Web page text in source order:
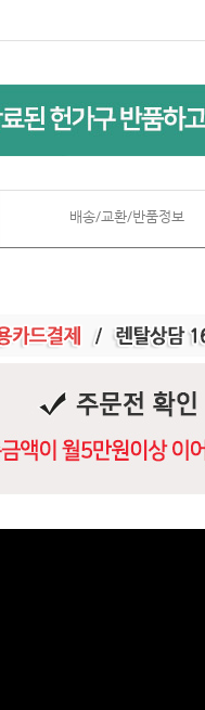
배송/교환/반품정보